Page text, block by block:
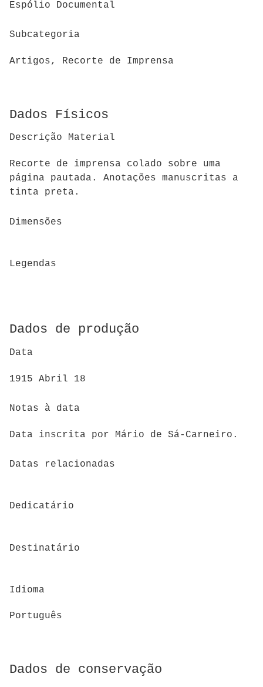
Espólio Documental
Subcategoria
Artigos, Recorte de Imprensa
Dados Físicos
Descrição Material
Recorte de imprensa colado sobre uma
página pautada. Anotações manuscritas a
tinta preta.
Dimensões
Legendas
Dados de produção
Data
1915 Abril 18
Notas à data
Data inscrita por Mário de Sá-Carneiro.
Datas relacionadas
Dedicatário
Destinatário
Idioma
Português
Dados de conservação